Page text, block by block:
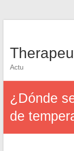
Actu
¿Dónde
de